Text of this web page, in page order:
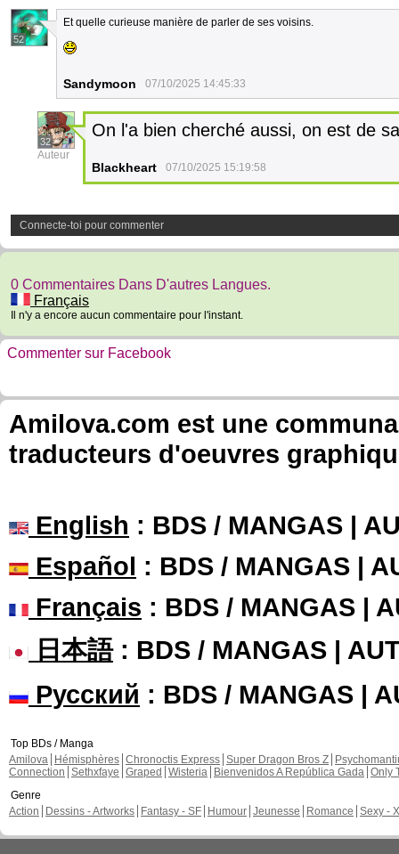
52
Et quelle curieuse manière de parler de ses voisins.
Sandymoon 07/10/2025 14:45:33
32
Auteur
On l'a bien cherché aussi, on est de
Blackheart 07/10/2025 15:19:58
Connecte-toi pour commenter
0 Commentaires Dans D'autres Langues.
Français
Il n'y a encore aucun commentaire pour l'instant.
Commenter sur Facebook
Amilova.com est une
traducteurs d'oeuvres
English : BDS / MANGAS |
Español : BDS / MANGAS |
Français : BDS / MANGAS |
日本語: BDS / MANGAS |
Русский : BDS / MANGAS |
Top BDs / Manga
Amilova
Hémisphères Chronoctis Express Super Dragon Bros Z
Connection Sethxfaye Graped Wisteria Bienvenidos A República Gada Only
Genre
Action
Dessins - Artworks Fantasy - SF Humour Jeunesse Romance Sexy -